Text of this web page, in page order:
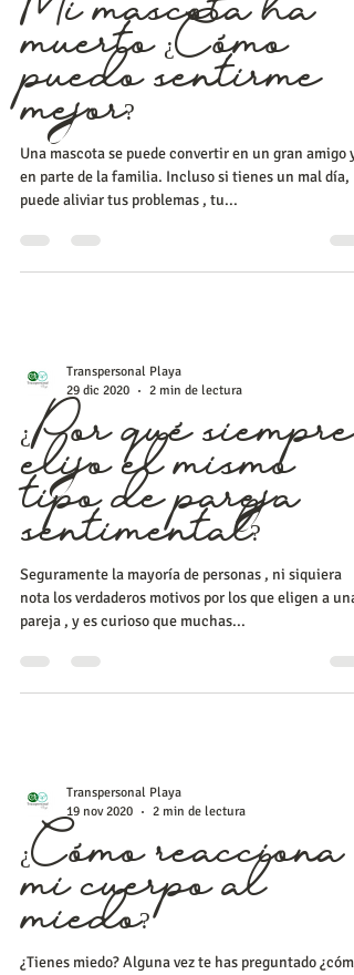
Mi mascota ha
muerto ¿Cómo
puedo sentirme
mejor?
Una mascota se puede convertir en un gran amigo y
en parte de la familia. Incluso si tienes un mal día,
puede aliviar tus problemas , tu...
Transpersonal Playa
29 dic 2020
2 min de lectura
¿Por qué siempre
elijo el mismo
tipo de pareja
sentimental?
Seguramente la mayoría de personas , ni siquiera
nota los verdaderos motivos por los que eligen a una
pareja , y es curioso que muchas...
Transpersonal Playa
19 nov 2020
2 min de lectura
¿Cómo reacciona
mi cuerpo al
miedo?
¿Tienes miedo? Alguna vez te has preguntado ¿cómo